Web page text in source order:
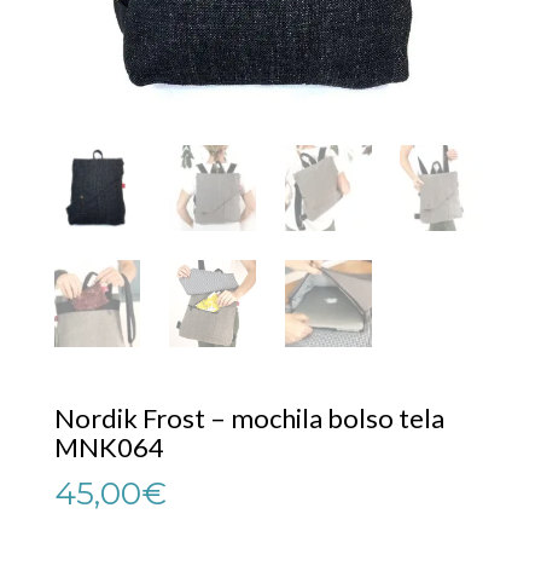
Nordik Frost – mochila bolso tela
MNK064
45,00€